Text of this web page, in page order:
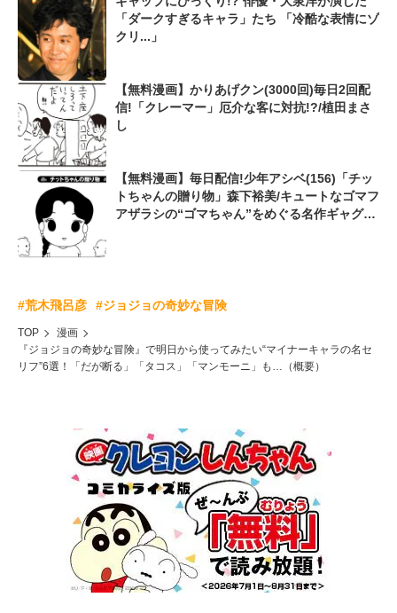
「ダークすぎるキャラ」たち 「冷酷な表情にゾ
クリ...」
【無料漫画】かりあげクン(3000回)毎日2回配
信!「クレーマー」厄介な客に対抗!?/植田まさ
し
【無料漫画】毎日配信!少年アシベ(156)「チッ
トちゃんの贈り物」森下裕美/キュートなゴマフ
アザラシの“ゴマちゃん”をめぐる名作ギャグ4
#荒木飛呂彦 #ジョジョの奇妙な冒険
TOP
漫画
『ジョジョの奇妙な冒険』で明日から使ってみたい“マイナーキャラの名セ
リフ”6選！「だが断る」「タコス」「マンモーニ」も…（概要）